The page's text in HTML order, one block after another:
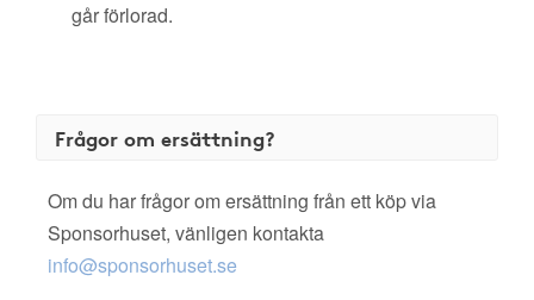
går förlorad.
Frågor om ersättning?
Om du har frågor om ersättning från ett köp via
Sponsorhuset, vänligen kontakta
info@sponsorhuset.se